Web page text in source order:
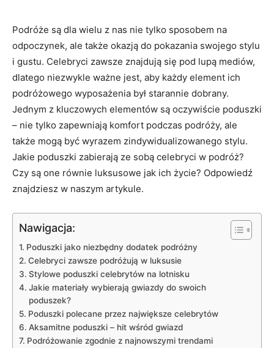
Podróże są dla wielu z⁢ nas⁤ nie tylko sposobem⁤ na
odpoczynek, ale także okazją ⁣do pokazania⁣ swojego stylu
⁢i⁢ gustu. Celebryci zawsze ⁣znajdują się pod lupą mediów,⁢
dlatego ​niezwykle ważne jest, aby‌ każdy⁣ element ich
podróżowego⁤ wyposażenia ⁤był ‌starannie dobrany.
⁢Jednym z kluczowych elementów są⁣ oczywiście‌ poduszki
– nie tylko ⁣zapewniają komfort podczas podróży,​ ale
⁢także mogą być wyrazem zindywidualizowanego stylu.
⁣Jakie poduszki zabierają ze sobą celebryci ​w podróż?
‍Czy⁣ są one równie luksusowe jak ich życie? Odpowiedź
znajdziesz ⁤w naszym artykule.
Nawigacja:
Poduszki jako niezbędny dodatek ⁣podróżny
Celebryci zawsze podróżują w‍ luksusie
Stylowe poduszki celebrytów na lotnisku
Jakie‌ materiały wybierają⁤ gwiazdy do swoich
⁢poduszek?
Poduszki polecane przez największe celebrytów
Aksamitne poduszki ​– hit ⁤wśród⁤ gwiazd
Podróżowanie zgodnie z‌ najnowszymi trendami